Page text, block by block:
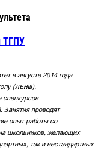
ТГПУ
в августе 2014 года
(ЛЕНШ).
Занятия проводят
опыт работы со
школьников, желающих
так и нестандартных